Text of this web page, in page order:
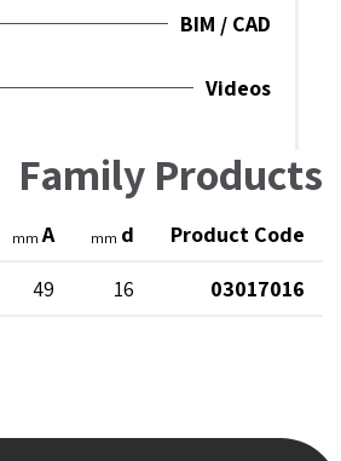
BIM / CAD
Videos
Family Products
Product Code
d
mm
A
mm
03017016
16
49